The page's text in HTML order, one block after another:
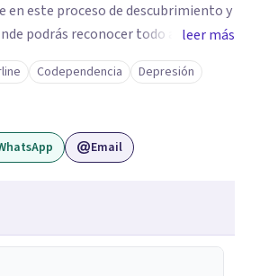
en este proceso de descubrimiento y
podrás reconocer todo aquello
que si buscas un espacio de compañía
fraternal yo puedo acompañarte.
leer más
Codependencia
Depresión
Email